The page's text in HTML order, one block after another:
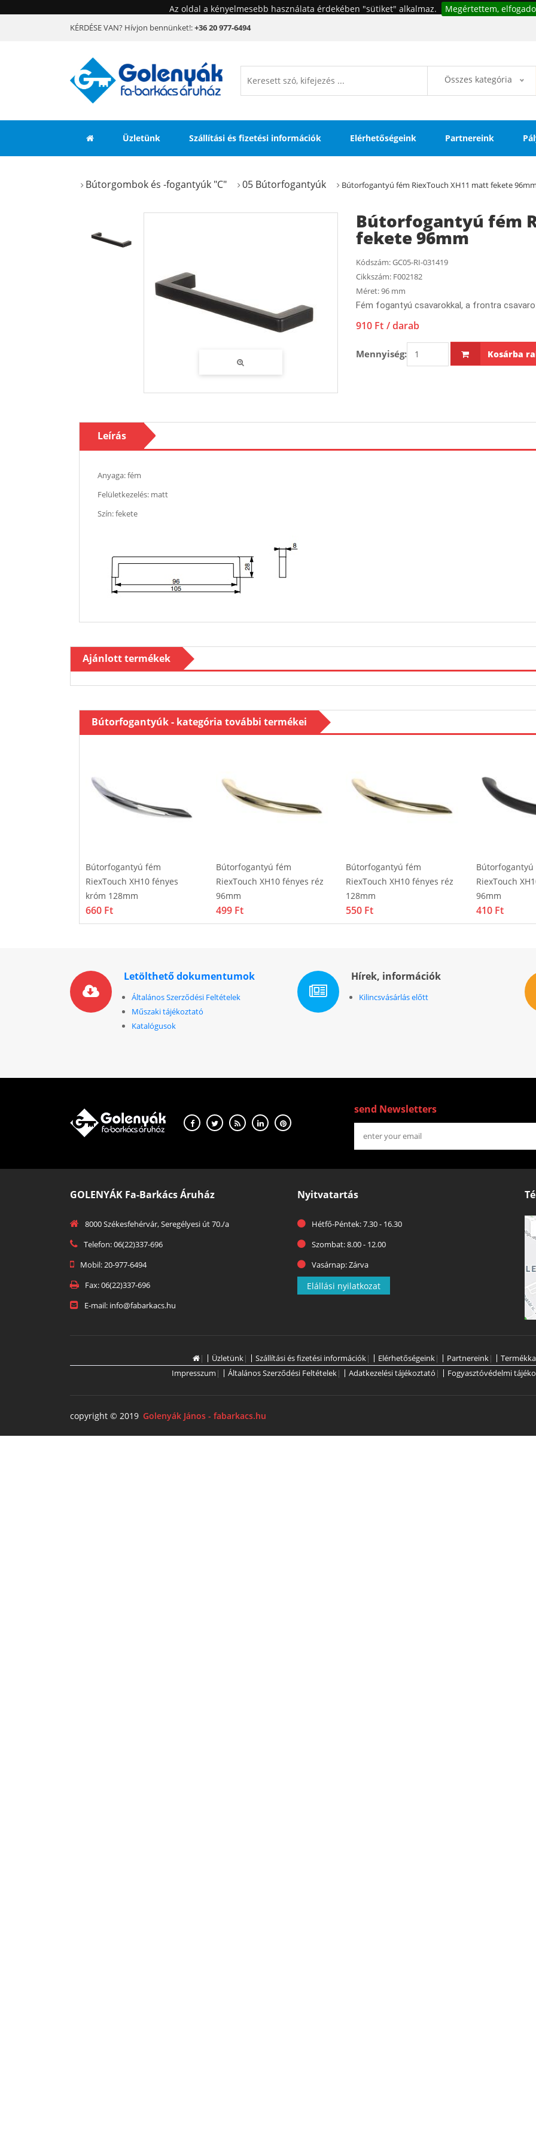
Az oldal a kényelmesebb használata érdekében "sütiket" alkalmaz. Megértettem,
KÉRDÉSE VAN? Hívjon bennünket!:+36 20 977-6494
Összes kategória
Üzletünk Szállítási és fizetési információk Elérhetőségeink Partnereink
Bútorgombok és -fogantyúk "C" 05 Bútorfogantyúk Bútorfogantyú fém RiexTouch XH11 matt fekete 96mm
Bútorfogantyú fém
fekete 96mm
Kódszám:GC05-RI-031419
Cikkszám: F002182
Méret:96 mm
Fém fogantyú csavarokkal, a frontra
910 Ft / darab
Mennyiség: Kosárba
Leírás
Anyaga: fém
Felületkezelés: matt
Szín: fekete
Ajánlott termékek
Bútorfogantyúk - kategória további termékei
Bútorfogantyú fém
RiexTouch XH10 fényes
króm 128mm
660 Ft
Bútorfogantyú fém
RiexTouch XH10 fényes réz
96mm
499 Ft
Bútorfogantyú fém
RiexTouch XH10 fényes réz
128mm
550 Ft
Bútorfogantyú
RiexTouch
96mm
410 Ft
Letölthető dokumentumok
Általános Szerződési Feltételek
Műszaki tájékoztató
Katalógusok
Hírek, információk
Kilincsvásárlás előtt
send Newsletters
GOLENYÁK Fa-Barkács Áruház
8000 Székesfehérvár, Seregélyesi út 70./a
Telefon: 06(22)337-696
Mobil: 20-977-6494
Fax: 06(22)337-696
E-mail: info@fabarkacs.hu
Nyitvatartás
Hétfő-Péntek: 7.30 - 16.30
Szombat: 8.00 - 12.00
Vasárnap: Zárva
Elállási nyilatkozat
| Üzletünk| Szállítási és fizetési információk| Elérhetőségeink| Partnereink|
Impresszum | Általános Szerződési Feltételek| Adatkezelési tájékoztató | Fogyasztóvédelmi
copyright © 2019 Golenyák János - fabarkacs.hu